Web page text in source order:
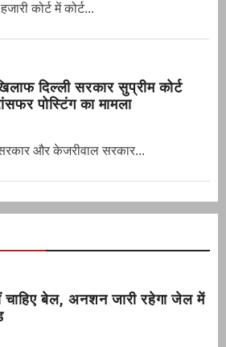
कोर्ट में कोर्ट...
दिल्ली सरकार सुप्रीम कोर्ट
पोस्टिंग का मामला
और केजरीवाल सरकार...
चाहिए बेल, अनशन जारी रहेगा जेल में